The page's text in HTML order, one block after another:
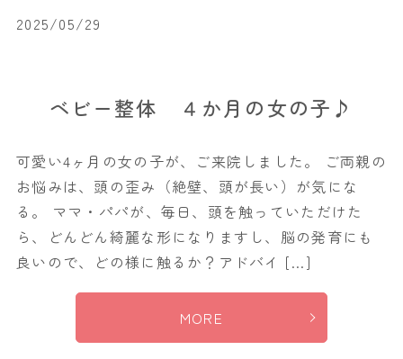
2025/05/29
ベビー整体 ４か月の女の子♪
可愛い4ヶ月の女の子が、ご来院しました。 ご両親の
お悩みは、頭の歪み（絶壁、頭が長い）が気にな
る。 ママ・パパが、毎日、頭を触っていただけた
ら、どんどん綺麗な形になりますし、脳の発育にも
良いので、どの様に触るか？アドバイ […]
MORE